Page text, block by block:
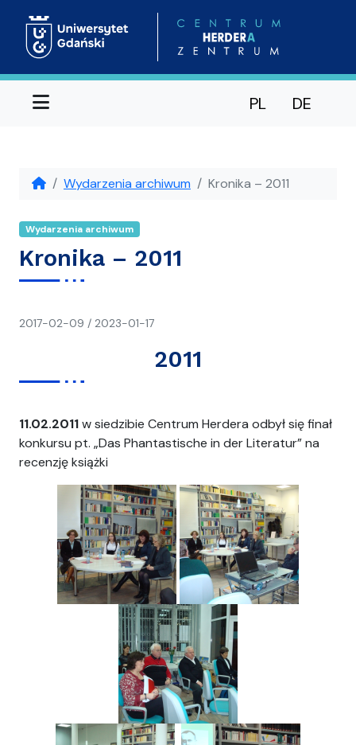
Menu PL DE
Wydarzenia archiwum Kronika – 2011
Wydarzenia archiwum
Kronika – 2011
2017-02-09 / 2023-01-17
2011
11.02.2011w siedzibie Centrum Herdera odbył się finał
konkursu pt. „Das Phantastische in der Literatur” na
recenzję książki